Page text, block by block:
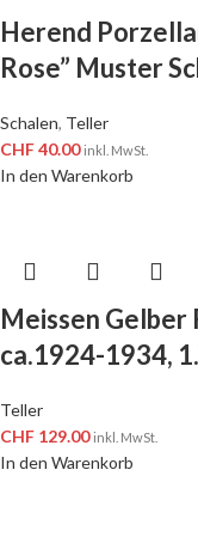
Herend
Rose” Muster
Schalen, Teller
CHF40.00 inkl. MwSt.
In den Warenkorb
Meissen
ca.1924-1934,
Teller
CHF 129.00 inkl. MwSt.
In den Warenkorb